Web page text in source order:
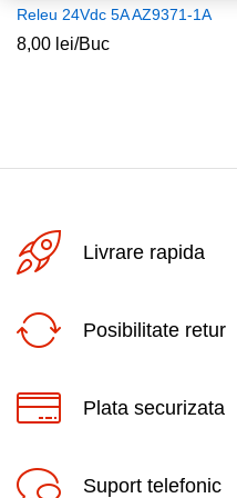
Releu 24Vdc 5A AZ9371-1A
8,00 lei/Buc
Livrare rapida
Posibilitate retur
Plata securizata
Suport telefonic